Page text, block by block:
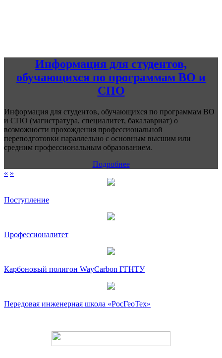
Информация для студентов,
обучающихся по программам ВО и
СПО
Информация для студентов, обучающихся по программам ВО
и СПО (магистратура, специалитет, бакалавриат) о
возможности прохождения профессиональной
переподготовки параллельно с основным высшим или
средним профессиональным образованием.
Подробнее
« »
Поступление
Профессионалитет
Карбоновый полигон WayCarbon ГГНТУ
Передовая инженерная школа «РосГеоТех»